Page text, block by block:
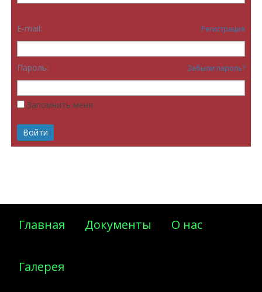
E-mail: Регистрация
Пароль: Забыли пароль?
Запомнить меня
Главная Документы О нас
Галерея